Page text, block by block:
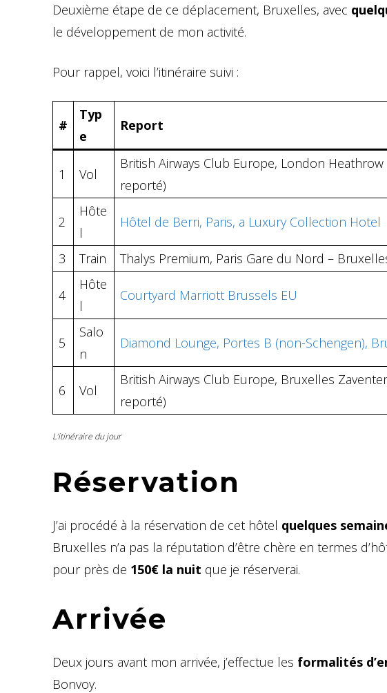
Deuxième étape de ce déplacement, Bruxelles, avec
le développement de mon activité.
Pour rappel, voici l’itinéraire suivi :
#
Typ
e
Report
1 Vol
British Airways Club Europe, London
reporté)
2
Hôte
l
Hôtel de Berri, Paris, a Luxury Collection Hotel
3 Train Thalys Premium, Paris Gare du Nord –
4
Hôte
l
Courtyard Marriott Brussels EU
5
Salo
n
Diamond Lounge, Portes B (non-Schengen),
6 Vol
British Airways Club Europe, Bruxelles
reporté)
L’itinéraire du jour
Réservation
J’ai procédé à la réservation de cet hôtel quelques
Bruxelles n’a pas la réputation d’être chère en termes
pour près de 150€ la nuit que je réserverai.
Arrivée
Deux jours avant mon arrivée, j’effectue les formalités
Bonvoy.